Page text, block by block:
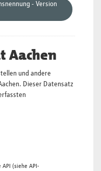
- Version
Aachen
und andere
Dieser Datensatz
API (siehe API-